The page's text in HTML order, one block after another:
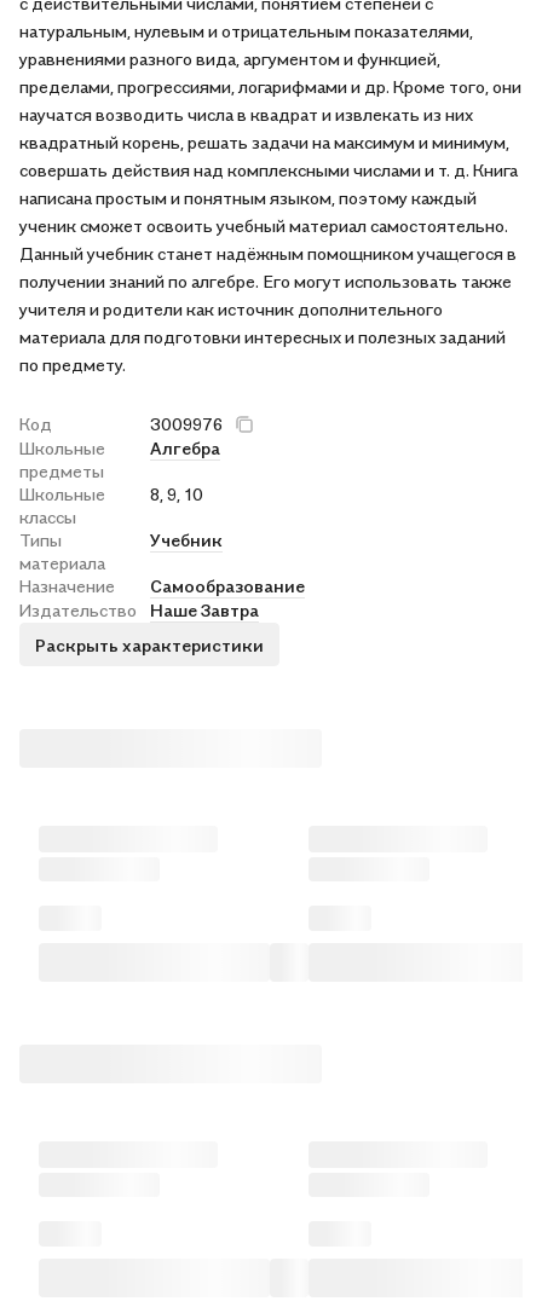
натуральным, нулевым и отрицательным показателями,
уравнениями разного вида, аргументом и функцией,
пределами, прогрессиями, логарифмами и др. Кроме того, они
научатся возводить числа в квадрат и извлекать из них
квадратный корень, решать задачи на максимум и минимум,
совершать действия над комплексными числами и т. д. Книга
написана простым и понятным языком, поэтому каждый
ученик сможет освоить учебный материал самостоятельно.
Данный учебник станет надёжным помощником учащегося в
получении знаний по алгебре. Его могут использовать также
учителя и родители как источник дополнительного
материала для подготовки интересных и полезных заданий
по предмету.
Код
3009976
Школьные
предметы
Алгебра
Школьные
классы
8, 9, 10
Типы
материала
Учебник
Назначение
Самообразование
Издательство
Наше Завтра
Раскрыть характеристики